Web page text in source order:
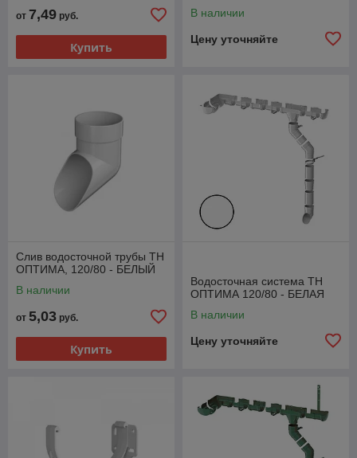
от 7,49 руб.
Купить
В наличии
Цену уточняйте
Слив водосточной трубы ТН
ОПТИМА, 120/80 - БЕЛЫЙ
В наличии
от 5,03 руб.
Купить
Водосточная система ТН
ОПТИМА 120/80 - БЕЛАЯ
В наличии
Цену уточняйте